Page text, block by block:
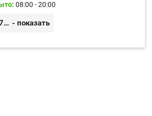
08:00 - 20:00
+375173613000 - показать